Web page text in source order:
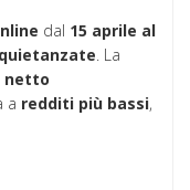
dal 15 aprile al
. La
netto
a redditi più bassi,